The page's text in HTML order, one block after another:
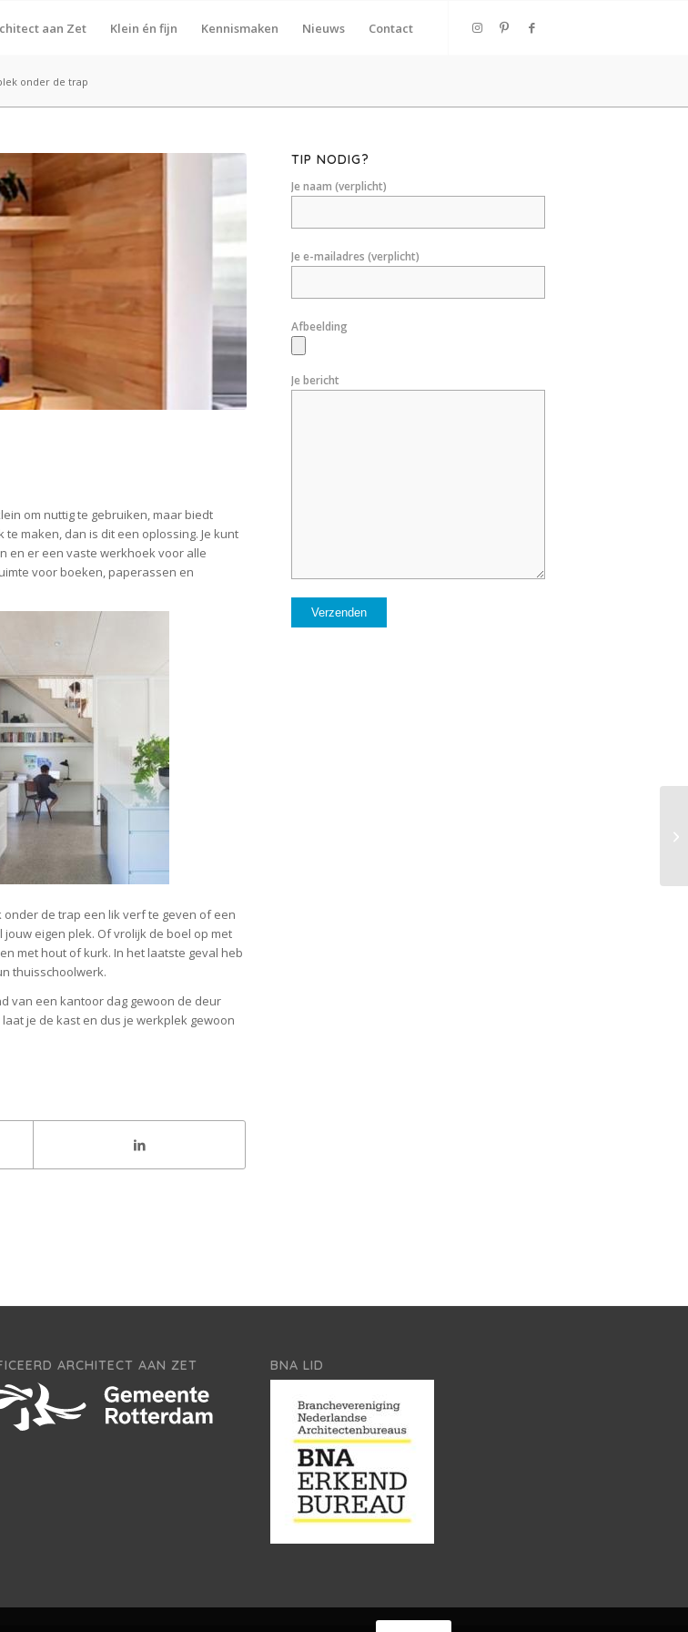
aan Zet Klein én fijn Kennismaken Nieuws Contact
onder de trap
om nuttig te gebruiken, maar biedt
maken, dan is dit een oplossing. Je kunt
en er een vaste werkhoek voor alle
voor boeken, paperassen en
de trap een lik verf te geven of een
eigen plek. Of vrolijk de boel op met
met hout of kurk. In het laatste geval heb
thuisschoolwerk.
van een kantoor dag gewoon de deur
laat je de kast en dus je werkplek gewoon
TIP NODIG?
Je naam (verplicht)
Je e-mailadres (verplicht)
Afbeelding
Je bericht
ARCHITECT AAN ZET BNA LID